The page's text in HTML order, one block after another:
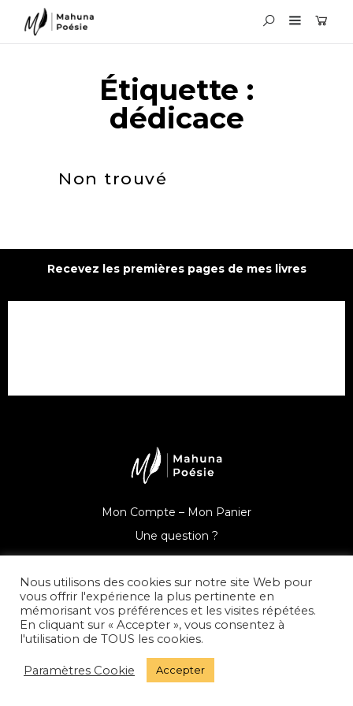
Étiquette :
dédicace
Non trouvé
Recevez les premières pages de mes livres
Mon Compte – Mon Panier
Une question ?
© Mahuna Poésie
Presse
Nous utilisons des cookies sur notre site Web pour
vous offrir l'expérience la plus pertinente en
mémorisant vos préférences et les visites répétées.
En cliquant sur « Accepter », vous consentez à
l'utilisation de TOUS les cookies.
Paramètres Cookie Accepter